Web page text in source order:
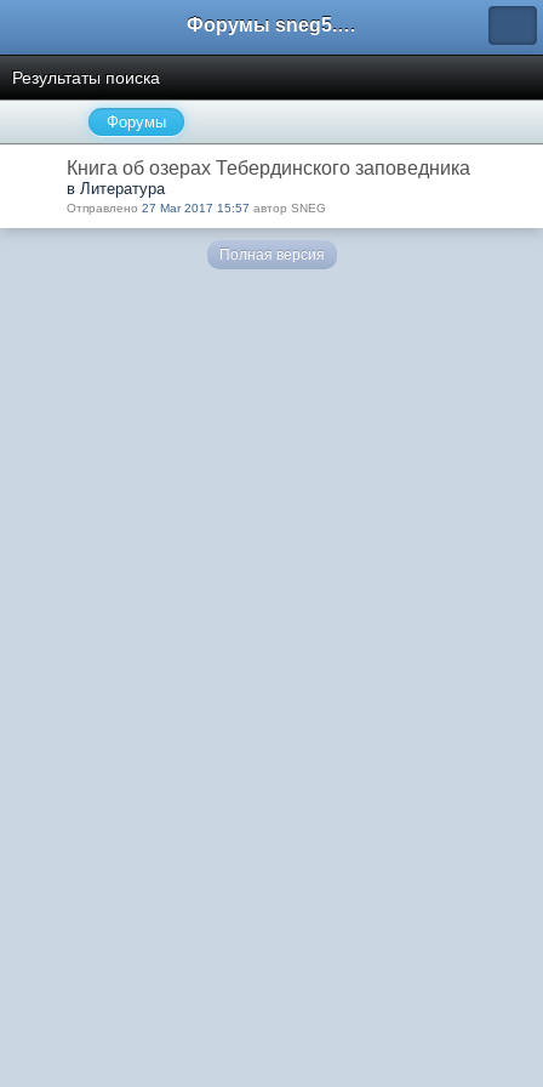
Форумы sneg5.com
Результаты поиска
Форумы
Книга об озерах Тебердинского заповедника
в Литература
Отправлено 27 Mar 2017 15:57 автор SNEG
Полная версия